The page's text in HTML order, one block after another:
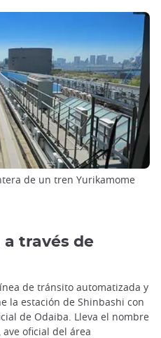
de un tren Yurikamome
través de
de tránsito automatizada y
la estación de Shinbashi con
de Odaiba. Lleva el nombre
oficial del área